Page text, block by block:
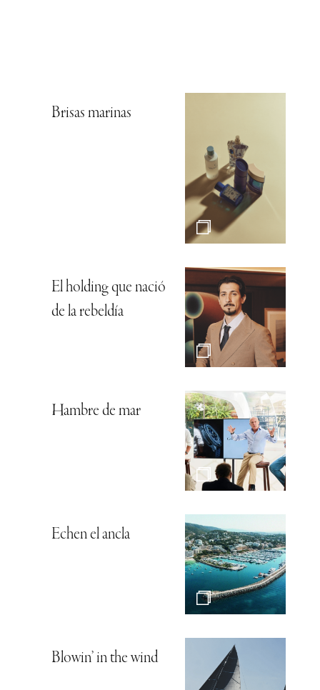
Brisas marinas
El holding que nació
de la rebeldía
Hambre de mar
Echen el ancla
Blowin’ in the wind